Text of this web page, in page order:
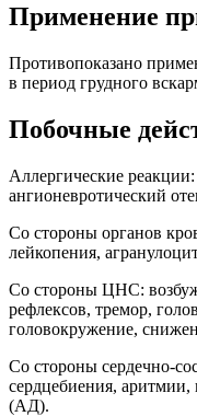
Применение
Противопоказано
в период грудного
Побочные
Аллергические
ангионевротический
Со стороны органов
лейкопения,
Со стороны ЦНС:
рефлексов, тремор,
головокружение,
Со стороны сердечно-
сердцебиения,
(АД).